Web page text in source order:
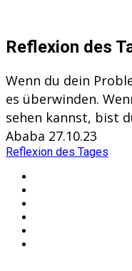
Reflexion des
Wenn du dein
es überwinden.
sehen kannst, bist
Ababa 27.10.23
Reflexion des Tages